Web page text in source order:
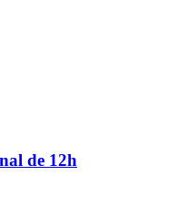
de 12h